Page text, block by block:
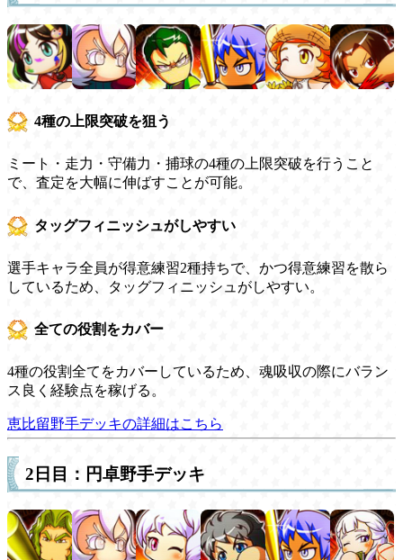
4種の上限突破を狙う
ミート・走力・守備力・捕球の4種の上限突破を行うこと
で、査定を大幅に伸ばすことが可能。
タッグフィニッシュがしやすい
選手キャラ全員が得意練習2種持ちで、かつ得意練習を散ら
しているため、タッグフィニッシュがしやすい。
全ての役割をカバー
4種の役割全てをカバーしているため、魂吸収の際にバラン
ス良く経験点を稼げる。
恵比留野手デッキの詳細はこちら
2日目：円卓野手デッキ